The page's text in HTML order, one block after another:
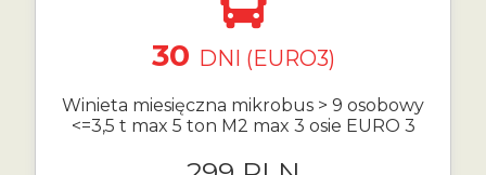
30 DNI (EURO3)
Winieta miesięczna mikrobus > 9 osobowy
<=3,5 t max 5 ton M2 max 3 osie EURO 3